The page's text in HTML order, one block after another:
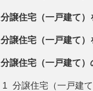
分譲住宅（一戸建て
分譲住宅（一戸建て
分譲住宅（一戸建て）
分譲住宅（一戸建